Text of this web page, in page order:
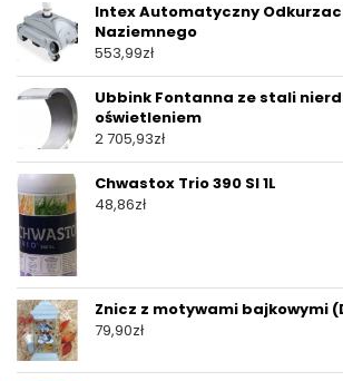
Intex Automatyczny
Naziemnego
553,99zł
Ubbink Fontanna ze stali
oświetleniem
2 705,93zł
Chwastox Trio 390 Sl 1L
48,86zł
Znicz z motywami bajkowymi
79,90zł